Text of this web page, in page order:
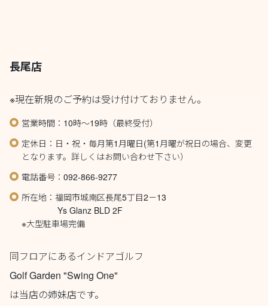
長尾店
※現在新規のご予約は受け付けておりません。
営業時間：10時～19時（最終受付）
定休日：日・祝・毎月第1月曜日(第1月曜が祝日の場合、変更
となります。詳しくはお問い合わせ下さい）
電話番号：092-866-9277
所在地：福岡市城南区長尾5丁目2－13
Ys Glanz BLD 2F
※大型駐車場完備
同フロアにあるインドアゴルフ
Golf Garden "Swing One"
は当店の姉妹店です。